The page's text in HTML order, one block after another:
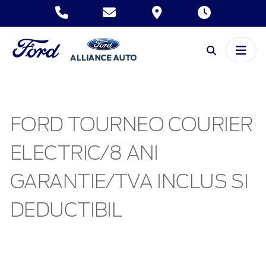
FORD TOURNEO COURIER
ELECTRIC/8 ANI
GARANTIE/TVA INCLUS SI
DEDUCTIBIL